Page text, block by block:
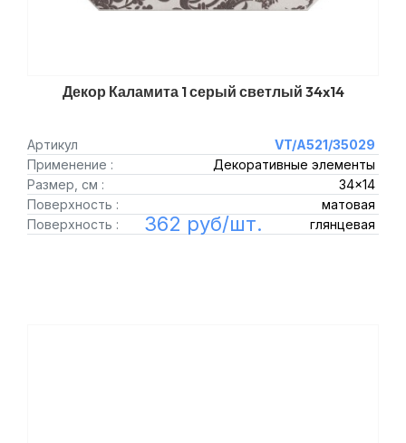
Декор Каламита 1 серый светлый 34x14
Артикул
VT/A521/35029
Применение :
Декоративные элементы
Размер, см :
34x14
Поверхность :
матовая
Поверхность :
глянцевая
362 руб/шт.